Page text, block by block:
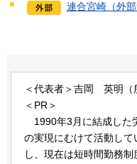
連合宮崎（外部
＜代表者＞吉岡 英明（
＜PR＞
1990年3月に結成した
の実現にむけて活動し
し、現在は短時間勤務制